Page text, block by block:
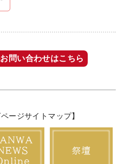
問い合わせはこちら
ージサイトマップ】